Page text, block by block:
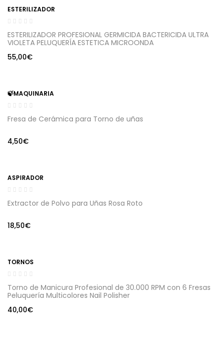
ESTERILIZADOR
ESTERILIZADOR PROFESIONAL GERMICIDA BACTERICIDA ULTRA
VIOLETA PELUQUERÍA ESTETICA MICROONDA
55,00€
🍃MAQUINARIA
Fresa de Cerámica para Torno de uñas
4,50€
ASPIRADOR
Extractor de Polvo para Uñas Rosa Roto
18,50€
TORNOS
Torno de Manicura Profesional de 30.000 RPM con 6 Fresas
Peluquería Multicolores Nail Polisher
40,00€